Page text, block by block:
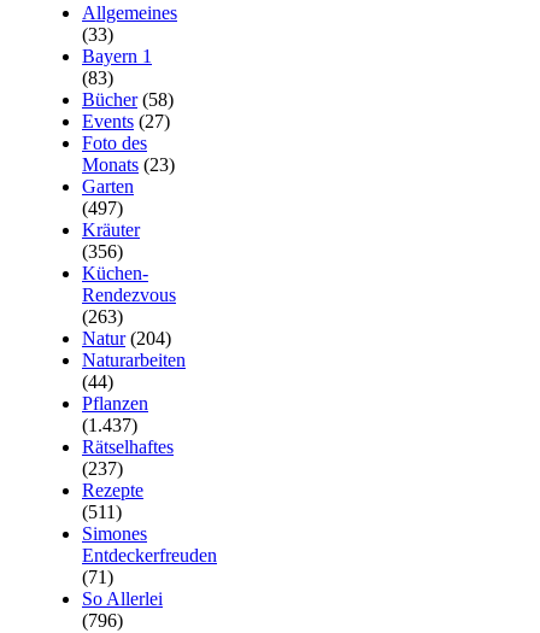
Allgemeines
(33)
Bayern 1
(83)
Bücher(58)
Events (27)
Foto des
Monats (23)
Garten
(497)
Kräuter
(356)
Küchen-
Rendezvous
(263)
Natur(204)
Naturarbeiten
(44)
Pflanzen
(1.437)
Rätselhaftes
(237)
Rezepte
(511)
Simones
Entdeckerfreuden
(71)
So Allerlei
(796)